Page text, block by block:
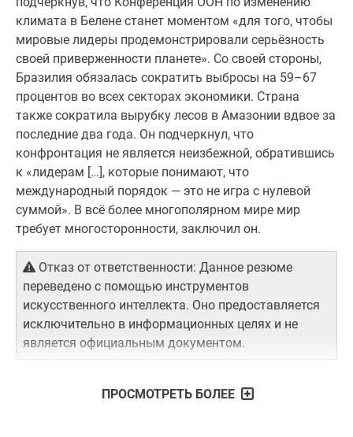
климата в Белене станет моментом «для того, чтобы
мировые лидеры продемонстрировали серьёзность
своей приверженности планете». Со своей стороны,
Бразилия обязалась сократить выбросы на 59–67
процентов во всех секторах экономики. Страна
также сократила вырубку лесов в Амазонии вдвое за
последние два года. Он подчеркнул, что
конфронтация не является неизбежной, обратившись
к «лидерам […], которые понимают, что
международный порядок — это не игра с нулевой
суммой». В всё более многополярном мире мир
требует многосторонности, заключил он.
Отказ от ответственности: Данное резюме
переведено с помощью инструментов
искусственного интеллекта. Оно предоставляется
исключительно в информационных целях и не
является официальным документом.
ПРОСМОТРЕТЬ БОЛЕЕ